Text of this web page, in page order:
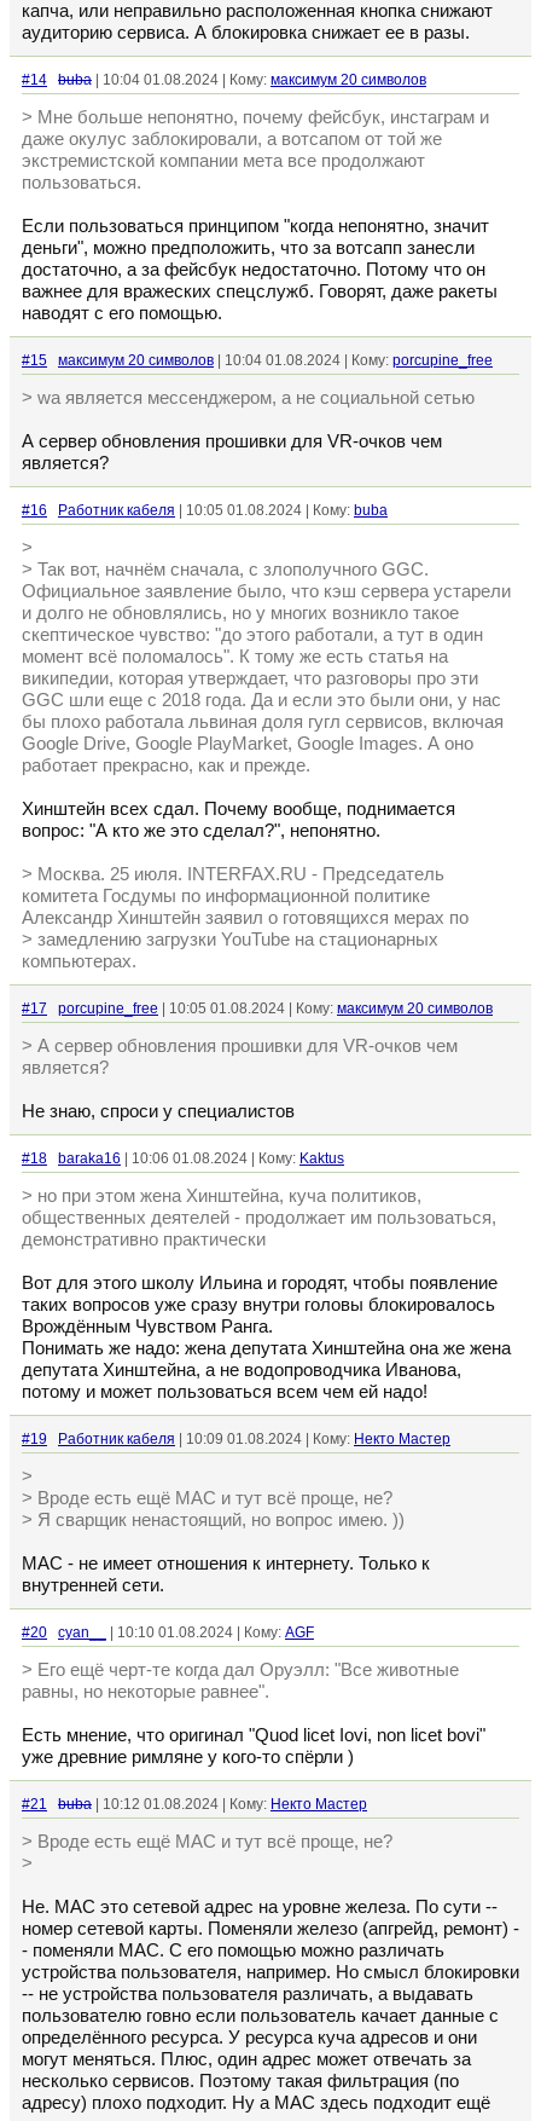
капча, или неправильно расположенная кнопка снижают
аудиторию сервиса. А блокировка снижает ее в разы.
#14 buba | 10:04 01.08.2024 | Кому: максимум 20 символов
> Мне больше непонятно, почему фейсбук, инстаграм и
даже окулус заблокировали, а вотсапом от той же
экстремистской компании мета все продолжают
пользоваться.
Если пользоваться принципом "когда непонятно, значит
деньги", можно предположить, что за вотсапп занесли
достаточно, а за фейсбук недостаточно. Потому что он
важнее для вражеских спецслужб. Говорят, даже ракеты
наводят с его помощью.
#15 максимум 20 символов | 10:04 01.08.2024 | Кому: porcupine_free
> wa является мессенджером, а не социальной сетью
А сервер обновления прошивки для VR-очков чем
является?
#16 Работник кабеля | 10:05 01.08.2024 | Кому: buba
>
> Так вот, начнём сначала, с злополучного GGC.
Официальное заявление было, что кэш сервера устарели
и долго не обновлялись, но у многих возникло такое
скептическое чувство: "до этого работали, а тут в один
момент всё поломалось". К тому же есть статья на
википедии, которая утверждает, что разговоры про эти
GGC шли еще с 2018 года. Да и если это были они, у нас
бы плохо работала львиная доля гугл сервисов, включая
Google Drive, Google PlayMarket, Google Images. А оно
работает прекрасно, как и прежде.
Хинштейн всех сдал. Почему вообще, поднимается
вопрос: "А кто же это сделал?", непонятно.
> Москва. 25 июля. INTERFAX.RU - Председатель
комитета Госдумы по информационной политике
Александр Хинштейн заявил о готовящихся мерах по
> замедлению загрузки YouTube на стационарных
компьютерах.
#17 porcupine_free | 10:05 01.08.2024 | Кому: максимум 20 символов
> А сервер обновления прошивки для VR-очков чем
является?
Не знаю, спроси у специалистов
#18 baraka16 | 10:06 01.08.2024 | Кому: Kaktus
> но при этом жена Хинштейна, куча политиков,
общественных деятелей - продолжает им пользоваться,
демонстративно практически
Вот для этого школу Ильина и городят, чтобы появление
таких вопросов уже сразу внутри головы блокировалось
Врождённым Чувством Ранга.
Понимать же надо: жена депутата Хинштейна она же жена
депутата Хинштейна, а не водопроводчика Иванова,
потому и может пользоваться всем чем ей надо!
#19 Работник кабеля | 10:09 01.08.2024 | Кому: Некто Мастер
>
> Вроде есть ещё MAC и тут всё проще, не?
> Я сварщик ненастоящий, но вопрос имею. ))
MAC - не имеет отношения к интернету. Только к
внутренней сети.
#20 cyan__ | 10:10 01.08.2024 | Кому: AGF
> Его ещё черт-те когда дал Оруэлл: "Все животные
равны, но некоторые равнее".
Есть мнение, что оригинал "Quod licet Iovi, non licet bovi"
уже древние римляне у кого-то спёрли )
#21 buba | 10:12 01.08.2024 | Кому: Некто Мастер
> Вроде есть ещё MAC и тут всё проще, не?
>
Не. MAC это сетевой адрес на уровне железа. По сути --
номер сетевой карты. Поменяли железо (апгрейд, ремонт) -
- поменяли MAC. С его помощью можно различать
устройства пользователя, например. Но смысл блокировки
-- не устройства пользователя различать, а выдавать
пользователю говно если пользователь качает данные с
определённого ресурса. У ресурса куча адресов и они
могут меняться. Плюс, один адрес может отвечать за
несколько сервисов. Поэтому такая фильтрация (по
адресу) плохо подходит. Ну а MAC здесь подходит ещё